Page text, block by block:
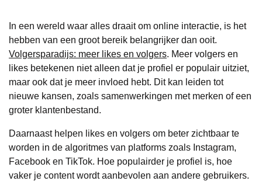
In een wereld waar alles draait om online interactie, is het
hebben van een groot bereik belangrijker dan ooit.
Volgersparadijs: meer likes en volgers. Meer volgers en
likes betekenen niet alleen dat je profiel er populair uitziet,
maar ook dat je meer invloed hebt. Dit kan leiden tot
nieuwe kansen, zoals samenwerkingen met merken of een
groter klantenbestand.
Daarnaast helpen likes en volgers om beter zichtbaar te
worden in de algoritmes van platforms zoals Instagram,
Facebook en TikTok. Hoe populairder je profiel is, hoe
vaker je content wordt aanbevolen aan andere gebruikers.